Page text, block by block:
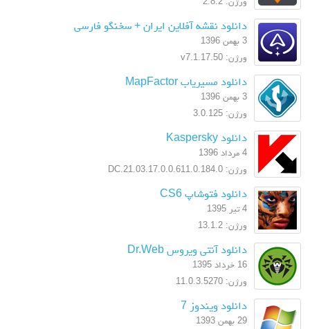
دانلود نقشه آفلاین ایران + سخنگو فارسی
3 بهمن 1396
ورژن: v7.1.17.50
دانلود مسیریاب MapFactor
3 بهمن 1396
ورژن: 3.0.125
دانلود Kaspersky
4 مرداد 1396
ورژن: 17.0.0.611.0.184.0.DC.21.03
دانلود فتوشاپ CS6
4 تیر 1395
ورژن: 13.1.2
دانلود آنتی ویروس Dr.Web
16 خرداد 1395
ورژن: 11.0.3.5270
دانلود ویندوز 7
29 بهمن 1393